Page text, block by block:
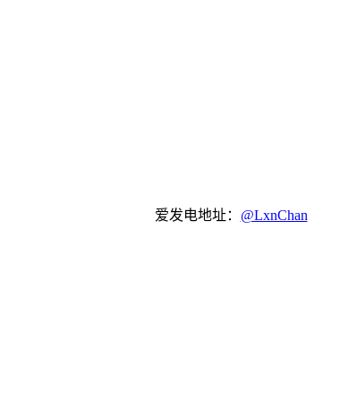
爱发电地址： @LxnChan